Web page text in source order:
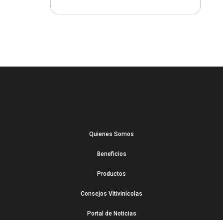
Quienes Somos
Beneficios
Productos
Consejos Vitivinícolas
Portal de Noticias